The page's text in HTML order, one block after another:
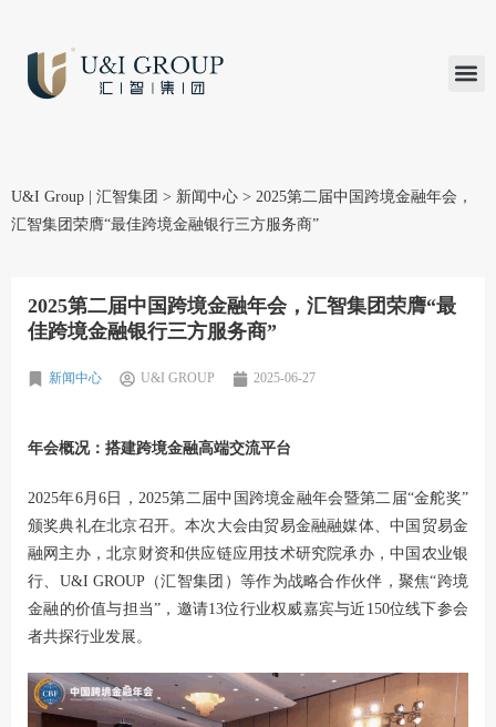
U&I Group | 汇智集团 > 新闻中心 > 2025第二届中国跨境金融年会，
汇智集团荣膺“最佳跨境金融银行三方服务商”
2025第二届中国跨境金融年会，汇智集团荣膺“最
佳跨境金融银行三方服务商”
新闻中心 U&I GROUP 2025-06-27
年会概况：搭建跨境金融高端交流平台
2025年6月6日，2025第二届中国跨境金融年会暨第二届“金舵奖”
颁奖典礼在北京召开。本次大会由贸易金融融媒体、中国贸易金
融网主办，北京财资和供应链应用技术研究院承办，中国农业银
行、U&I GROUP（汇智集团 ）等作为战略合作伙伴，聚焦“跨境
金融的价值与担当”，邀请13位行业权威嘉宾与近150位线下参会
者共探行业发展。